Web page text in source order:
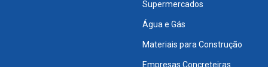
Supermercados
Água e Gás
Materiais para Construção
Empresas Concreteiras